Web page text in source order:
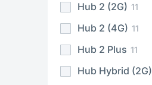
Hub 2 (2G) 11
Hub 2 (4G) 11
Hub 2 Plus 11
Hub Hybrid (2G)